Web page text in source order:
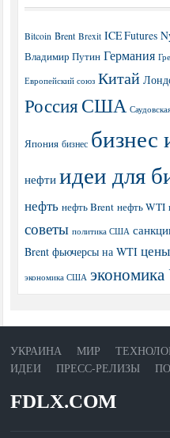
Bitcoin Brent Brexit ICE Futures
Владимир Путин Германия
Европейский союз Китай
РоссияСША
Япония бизнес бизнес
нефти идеи для
нефть нефть Brent нефть WTI
советы политика США
Brent фьючерсы на WTI
экономика США
УКРАИНА МИР
ИДЕИ
ПРЕСС-РЕЛИЗЫ
FDLX.COM